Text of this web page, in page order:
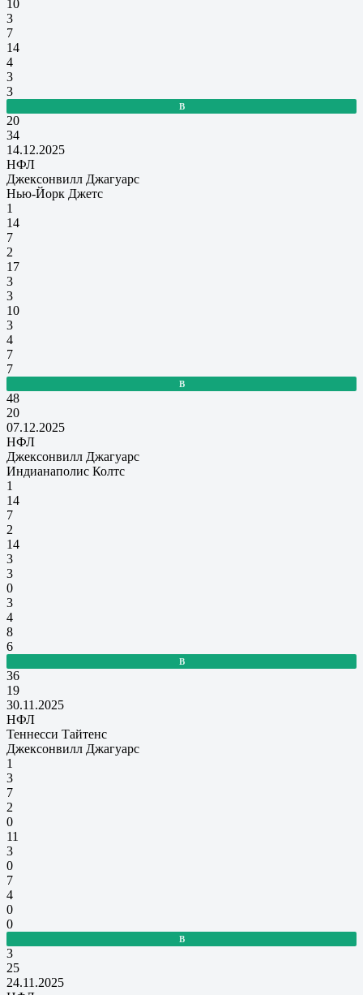
10
3
7
14
4
3
3
В
20
34
14.12.2025
НФЛ
Джексонвилл Джагуарс
Нью-Йорк Джетс
1
14
7
2
17
3
3
10
3
4
7
7
В
48
20
07.12.2025
НФЛ
Джексонвилл Джагуарс
Индианаполис Колтс
1
14
7
2
14
3
3
0
3
4
8
6
В
36
19
30.11.2025
НФЛ
Теннесси Тайтенс
Джексонвилл Джагуарс
1
3
7
2
0
11
3
0
7
4
0
0
В
3
25
24.11.2025